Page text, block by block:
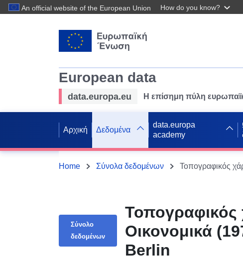
An official website of the European Union How do you know?
European data
data.europa.eu Η επίσημη πύλη
Αρχική Δεδομένα
data.europa
academy
Home Σύνολα δεδομένων
Σύνολο
δεδομένων
Οικονομικά
Berlin